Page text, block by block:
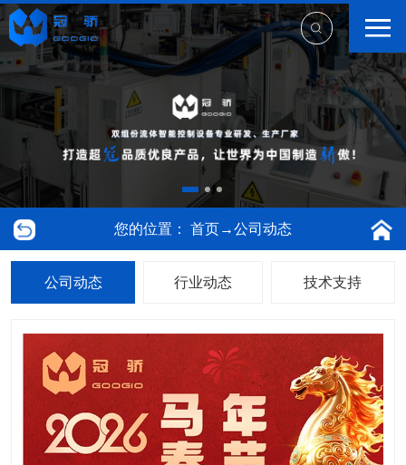
您的位置： 首页→公司动态
公司动态 行业动态 技术支持